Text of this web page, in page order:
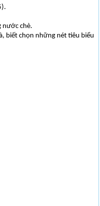
nước chè.
biết chọn những nét tiêu biểu